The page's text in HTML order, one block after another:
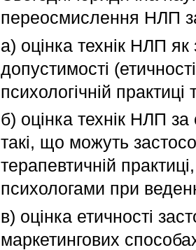
переосмислення НЛП
а) оцінка технік НЛП
допустимості
психологічній
б) оцінка технік НЛП
такі, що можуть
терапевтичній
психологами при
в) оцінка етичності
маркетингових